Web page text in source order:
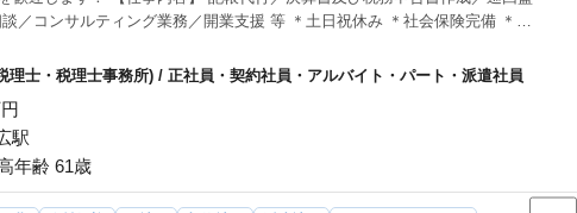
／コンサルティング業務／開業支援 等 ＊土日祝休み ＊社会保険完備 ＊税
経験を活かしてお勤めいただける職場です♪
理士・税理士事務所) / 正社員・契約社員・アルバイト・パート・派遣社員
円
駅
年齢 61歳